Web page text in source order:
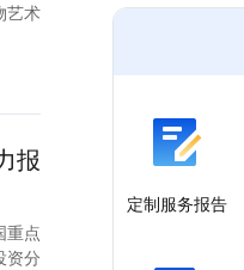
艺术
报
重点
资分
定制服务报告